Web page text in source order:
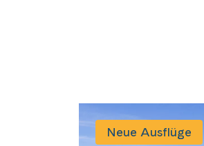
Neue Ausflüge